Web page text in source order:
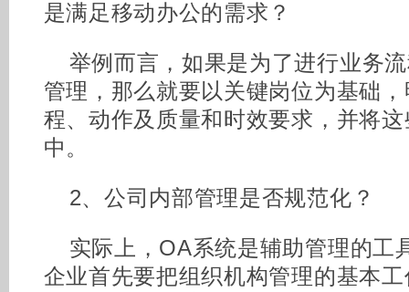
是满足移动办公的需求？
举例而言，如果是为了进行业务
管理，那么就要以关键岗位为基础
程、动作及质量和时效要求，并将
中。
2、公司内部管理是否规范化？
实际上，OA系统是辅助管理的工
企业首先要把组织机构管理的基本